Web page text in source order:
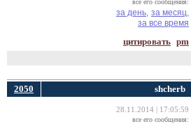
все его сообщения:
за день, за месяц,
за все время
цитировать pm
2050 shcherb
28.11.2014 | 17:05:59
все его сообщения: